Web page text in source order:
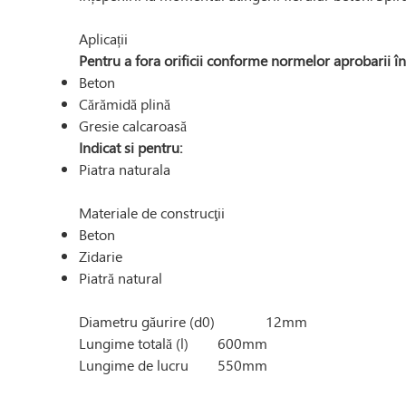
Aplicații
Pentru a fora orificii conforme normelor aprobarii
Beton
Cărămidă plină
Gresie calcaroasă
Indicat si pentru:
Piatra naturala
Materiale de construcţii
Beton
Zidarie
Piatră natural
Diametru găurire (d0) 12mm
Lungime totală (l) 600mm
Lungime de lucru 550mm